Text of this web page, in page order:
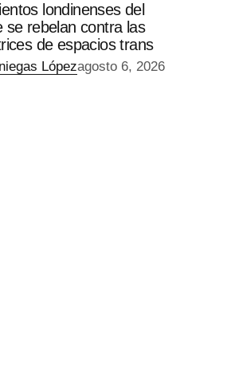
londinenses del
se rebelan contra las
de espacios trans
Lópezagosto 6, 2026